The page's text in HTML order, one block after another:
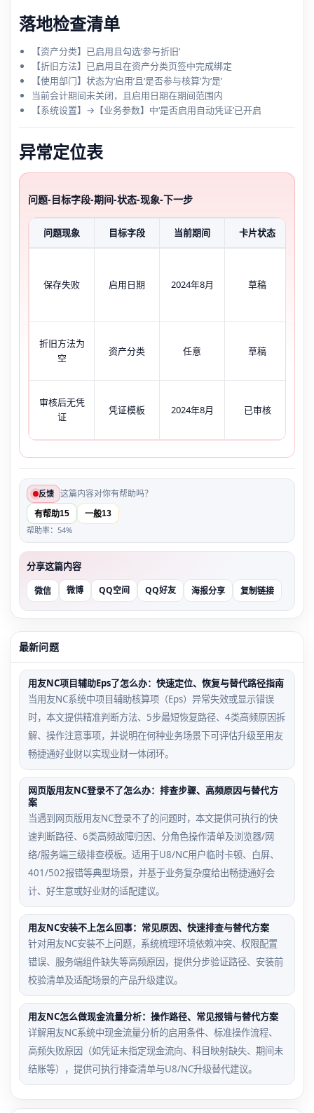
落地检查清单
【资产分类】已启用且勾选‘参与折旧’
【折旧方法】已启用且在资产分类页签中完成绑定
【使用部门】状态为‘启用’且‘是否参与核算’为‘是’
当前会计期间未关闭，且启用日期在期间范围内
【系统设置】→【业务参数】中‘是否启用自动凭证’已开启
异常定位表
问题-目标字段-期间-状态-现象-下一步
问题现象 目标字段 当前期间 卡片状态
保存失败 启用日期 2024年8月 草稿
折旧方法为
空
资产分类 任意 草稿
审核后无凭
证
凭证模板 2024年8月 已审核
反馈 这篇内容对你有帮助吗？
有帮助15 一般13
帮助率：54%
分享这篇内容
微信 微博 QQ空间 QQ好友 海报分享 复制链接
最新问题
用友NC项目辅助Eps了怎么办：快速定位、恢复与替代路径指南
当用友NC系统中项目辅助核算项（Eps）异常失效或显示错误
时，本文提供精准判断方法、5步最短恢复路径、4类高频原因拆
解、操作注意事项，并说明在何种业务场景下可评估升级至用友
畅捷通好业财以实现业财一体闭环。
网页版用友NC登录不了怎么办：排查步骤、高频原因与替代方
案
当遇到网页版用友NC登录不了的问题时，本文提供可执行的快
速判断路径、6类高频故障归因、分角色操作清单及浏览器/网
络/服务端三级排查模板。适用于U8/NC用户临时卡顿、白屏、
401/502报错等典型场景，并基于业务复杂度给出畅捷通好会
计、好生意或好业财的适配建议。
用友NC安装不上怎么回事：常见原因、快速排查与替代方案
针对用友NC安装不上问题，系统梳理环境依赖冲突、权限配置
错误、服务端组件缺失等高频原因，提供分步验证路径、安装前
校验清单及适配场景的产品升级建议。
用友NC怎么做现金流量分析：操作路径、常见报错与替代方案
详解用友NC系统中现金流量分析的启用条件、标准操作流程、
高频失败原因（如凭证未指定现金流向、科目映射缺失、期间未
结账等），提供可执行排查清单与U8/NC升级替代建议。